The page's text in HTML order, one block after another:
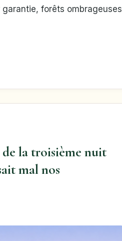
forêts ombrageuses
la troisième nuit
mal nos